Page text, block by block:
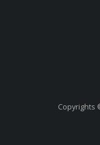
Copyrights